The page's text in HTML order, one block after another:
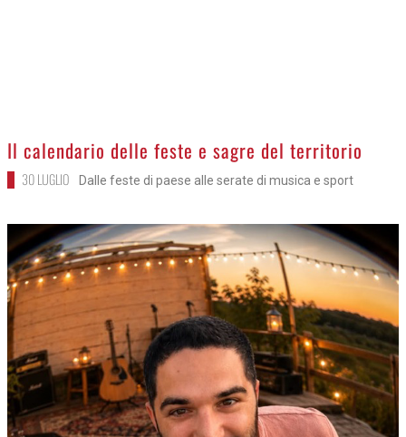
Il calendario delle feste e sagre del territorio
30 LUGLIO Dalle feste di paese alle serate di musica e sport